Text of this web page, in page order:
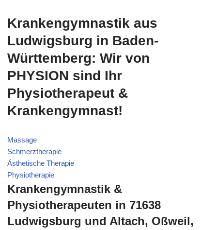
Krankengymnastik aus
Ludwigsburg in Baden-
Württemberg: Wir von
PHYSION sind Ihr
Physiotherapeut &
Krankengymnast!
Massage
Schmerztherapie
Ästhetische Therapie
Physiotherapie
Krankengymnastik &
Physiotherapeuten in 71638
Ludwigsburg und Altach, Oßweil,